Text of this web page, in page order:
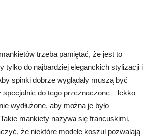
trzeba pamiętać, że jest to
tylko do najbardziej eleganckich stylizacji i
spinki dobrze wyglądały muszą być
specjalnie do tego przeznaczone – lekko
wydłużone, aby można je było
mankiety nazywa się francuskimi,
że niektóre modele koszul pozwalają